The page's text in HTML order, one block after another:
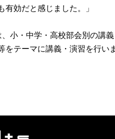
有効だと感じました。」
、小・中学・高校部会別の講
をテーマに講義・演習を行い